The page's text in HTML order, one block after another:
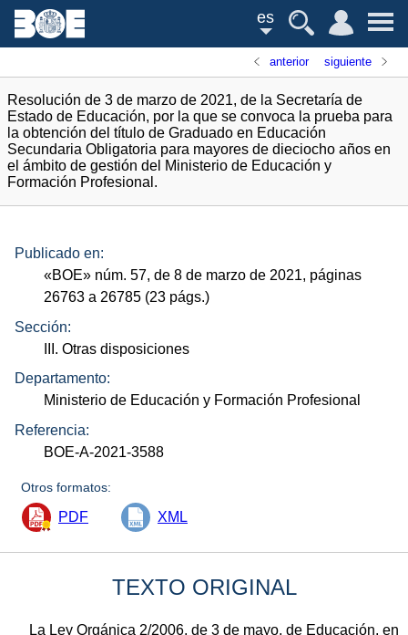
es
anterior siguiente
Resolución de 3 de marzo de 2021, de la Secretaría de
Estado de Educación, por la que se convoca la prueba para
la obtención del título de Graduado en Educación
Secundaria Obligatoria para mayores de dieciocho años en
el ámbito de gestión del Ministerio de Educación y
Formación Profesional.
Publicado en:
«BOE» núm. 57, de 8 de marzo de 2021, páginas
26763 a 26785 (23 págs.)
Sección:
III. Otras disposiciones
Departamento:
Ministerio de Educación y Formación Profesional
Referencia:
BOE-A-2021-3588
Otros formatos:
PDF XML
TEXTO ORIGINAL
La Ley Orgánica 2/2006, de 3 de mayo, de Educación, en